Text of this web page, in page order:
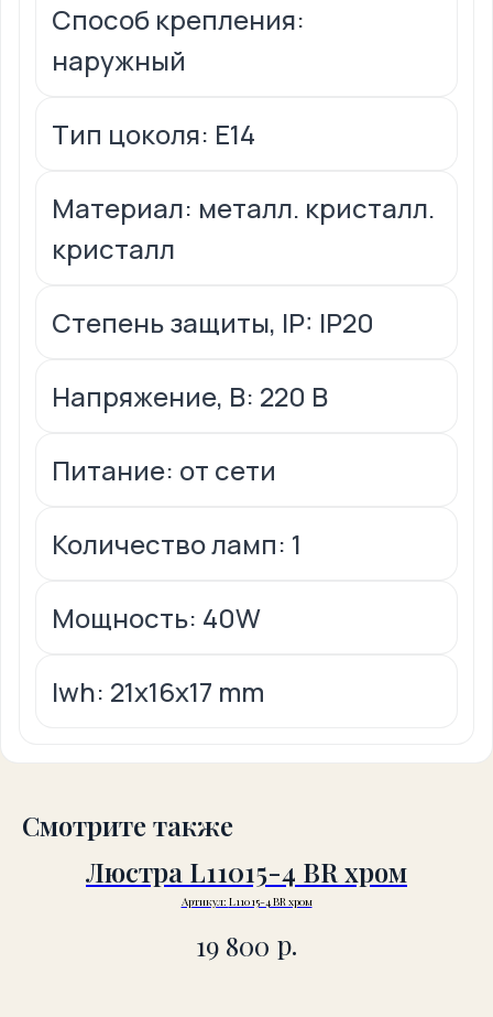
Способ крепления:
наружный
Тип цоколя: Е14
Материал: металл. кристалл.
кристалл
Степень защиты, IP: IP20
Напряжение, В: 220 В
Питание: от сети
Количество ламп: 1
Мощность: 40W
lwh: 21x16x17 mm
Смотрите также
Люстра L11015-4 BR хром
Артикул: L11015-4 BR хром
19 800 р.